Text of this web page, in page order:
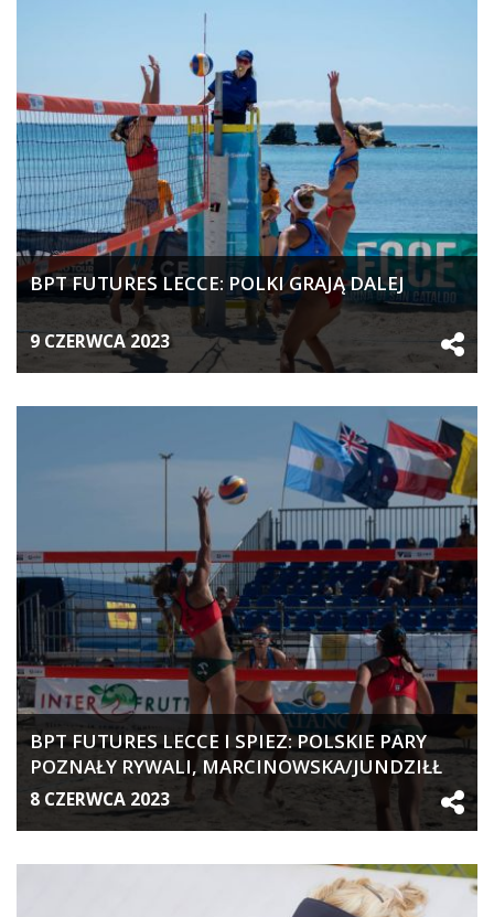
BPT FUTURES LECCE: POLKI GRAJĄ DALEJ
9 CZERWCA 2023
BPT FUTURES LECCE I SPIEZ: POLSKIE PARY
POZNAŁY RYWALI, MARCINOWSKA/JUNDZIŁŁ
BEZ AWANSU
8 CZERWCA 2023